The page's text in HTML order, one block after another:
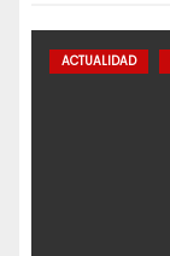
ACTUALIDAD